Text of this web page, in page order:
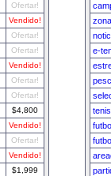
Ofertar!
Vendido!
Ofertar!
Ofertar!
Vendido!
Ofertar!
Ofertar!
$4,800
Vendido!
Ofertar!
Vendido!
$1,999
e-